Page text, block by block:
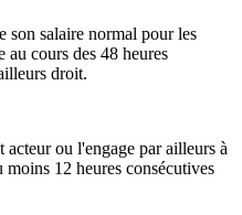
salaire normal pour les
au cours des 48 heures
droit.
ou l'engage par ailleurs à
moins 12 heures consécutives